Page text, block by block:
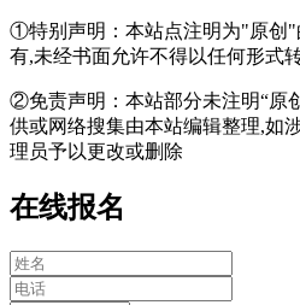
①特别声明：本站点注明为"原创"
有,未经书面允许不得以任何形式
②免责声明：本站部分未注明“原
供或网络搜集由本站编辑整理,如
理员予以更改或删除
在线报名